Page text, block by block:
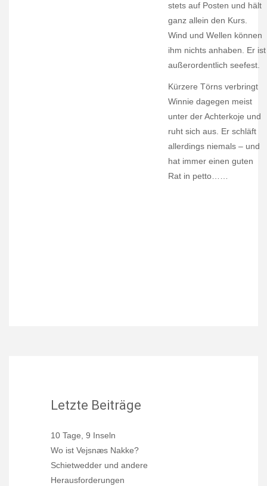
stets auf Posten und hält
ganz allein den Kurs.
Wind und Wellen können
ihm nichts anhaben. Er ist
außerordentlich seefest.
Kürzere Törns verbringt
Winnie dagegen meist
unter der Achterkoje und
ruht sich aus. Er schläft
allerdings niemals – und
hat immer einen guten
Rat in petto……
Letzte Beiträge
10 Tage, 9 Inseln
Wo ist Vejsnæs Nakke?
Schietwedder und andere
Herausforderungen